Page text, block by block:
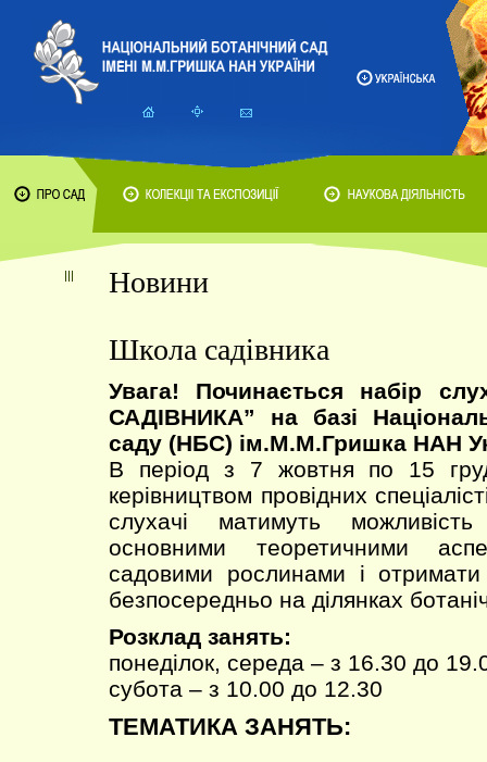
Новини
Школа садівника
Увага! Починається набір
САДІВНИКА” на базі
саду (НБС) ім.М.М.Гришка НАН
В період з 7 жовтня по 15
керівництвом провідних
слухачі матимуть
основними теоретичними
садовими рослинами і отримати
безпосередньо на ділянках
Розклад занять:
понеділок, середа – з 16.30 до
субота – з 10.00 до 12.30
ТЕМАТИКА ЗАНЯТЬ: